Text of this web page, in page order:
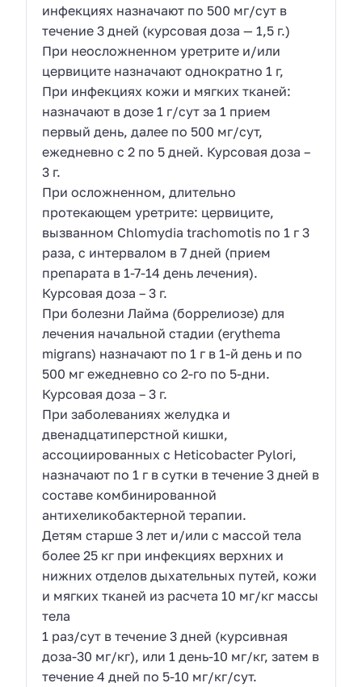
инфекциях назначают по 500 мг/сут в
течение 3 дней (курсовая доза — 1,5 г.)
При неосложненном уретрите и/или
цервиците назначают однократно 1 г,
При инфекциях кожи и мягких тканей:
назначают в дозе 1 г/сут за 1 прием
первый день, далее по 500 мг/сут,
ежедневно с 2 по 5 дней. Курсовая доза –
3 г.
При осложненном, длительно
протекающем уретрите: цервиците,
вызванном Chlomydia trachomotis по 1 г 3
раза, с интервалом в 7 дней (прием
препарата в 1-7-14 день лечения).
Курсовая доза – 3 г.
При болезни Лайма (боррелиозе) для
лечения начальной стадии (erythema
migrans) назначают по 1 г в 1-й день и по
500 мг ежедневно со 2-го по 5-дни.
Курсовая доза – 3 г.
При заболеваниях желудка и
двенадцатиперстной кишки,
ассоциированных с Heticobacter Pylori,
назначают по 1 г в сутки в течение 3 дней в
составе комбинированной
антихеликобактерной терапии.
Детям старше 3 лет и/или с массой тела
более 25 кг при инфекциях верхних и
нижних отделов дыхательных путей, кожи
и мягких тканей из расчета 10 мг/кг массы
тела
1 раз/сут в течение 3 дней (курсивная
доза-30 мг/кг), или 1 день-10 мг/кг, затем в
течение 4 дней по 5-10 мг/кг/сут.